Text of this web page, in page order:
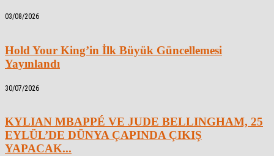
03/08/2026
Hold Your King’in İlk Büyük Güncellemesi
Yayınlandı
30/07/2026
KYLIAN MBAPPÉ VE JUDE BELLINGHAM, 25
EYLÜL’DE DÜNYA ÇAPINDA ÇIKIŞ
YAPACAK...